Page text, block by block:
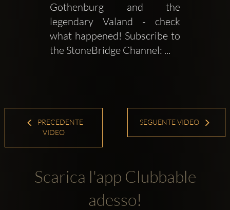
Gothenburg and the
legendary Valand - check
what happened! Subscribe to
the StoneBridge Channel: ...
PRECEDENTE
VIDEO
SEGUENTE VIDEO
Scarica l'app Clubbable
adesso!